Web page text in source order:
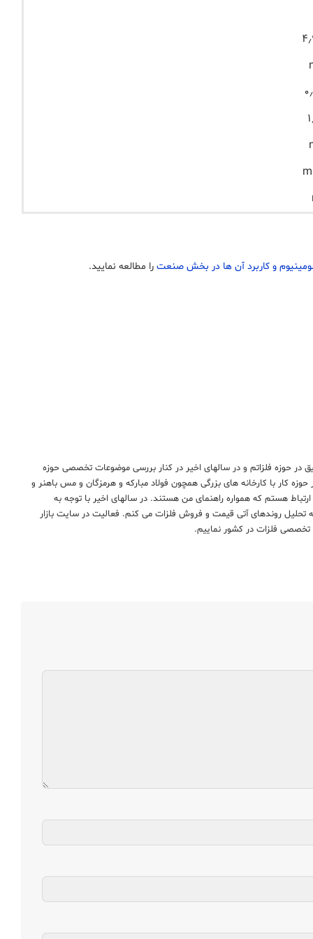
و کاربرد آن ها در بخش صنعت را مطالعه نمایید.
در حوزه فلزاتم و در سالهای اخیر در کنار بررسی موضوعات تخصصی حوزه
کار با کارخانه های بزرگی همچون فولاد مبارکه و هرمزگان و مس باهنر و
هستم که همواره راهنمای من هستند. در سالهای اخیر با توجه به
تحلیل روندهای آتی قیمت و فروش فلزات می کنم. فعالیت در سایت بازار